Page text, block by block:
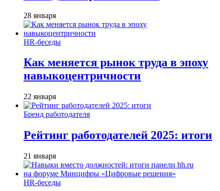
28 января
HR-беседы
Как меняется рынок труда в эпоху
навыкоцентричности
22 января
Бренд работодателя
Рейтинг работодателей 2025: итоги
21 января
HR-беседы